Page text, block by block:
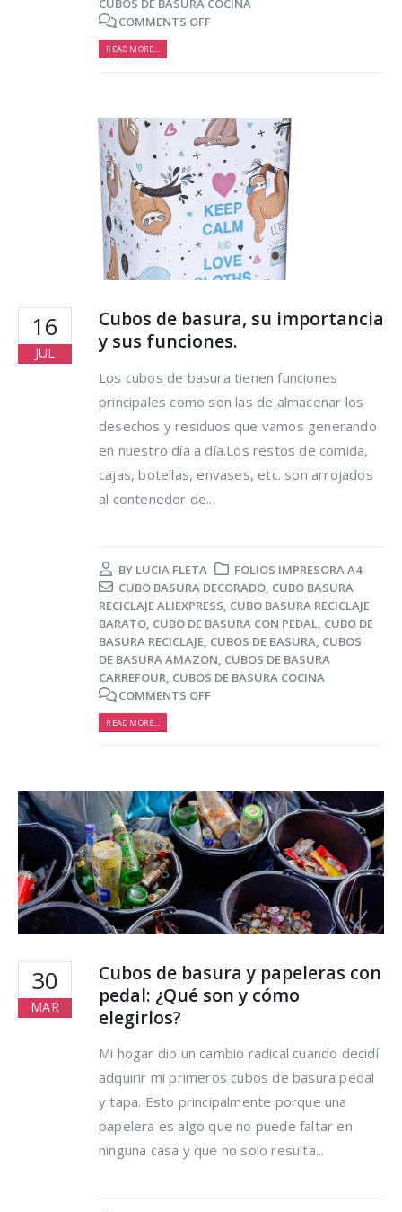
CUBOS DE BASURA COCINA
COMMENTS OFF
READ MORE...
16
JUL
Cubos de basura, su importancia
y sus funciones.
Los cubos de basura tienen funciones
principales como son las de almacenar los
desechos y residuos que vamos generando
en nuestro día a día.Los restos de comida,
cajas, botellas, envases, etc. son arrojados
al contenedor de...
BY LUCIA FLETA
FOLIOS IMPRESORA A4
CUBO BASURA DECORADO, CUBO BASURA
RECICLAJE ALIEXPRESS, CUBO BASURA RECICLAJE
BARATO, CUBO DE BASURA CON PEDAL, CUBO DE
BASURA RECICLAJE, CUBOS DE BASURA, CUBOS
DE BASURA AMAZON, CUBOS DE BASURA
CARREFOUR, CUBOS DE BASURA COCINA
COMMENTS OFF
READ MORE...
30
MAR
Cubos de basura y papeleras con
pedal: ¿Qué son y cómo
elegirlos?
Mi hogar dio un cambio radical cuando decidí
adquirir mi primeros cubos de basura pedal
y tapa. Esto principalmente porque una
papelera es algo que no puede faltar en
ninguna casa y que no solo resulta...